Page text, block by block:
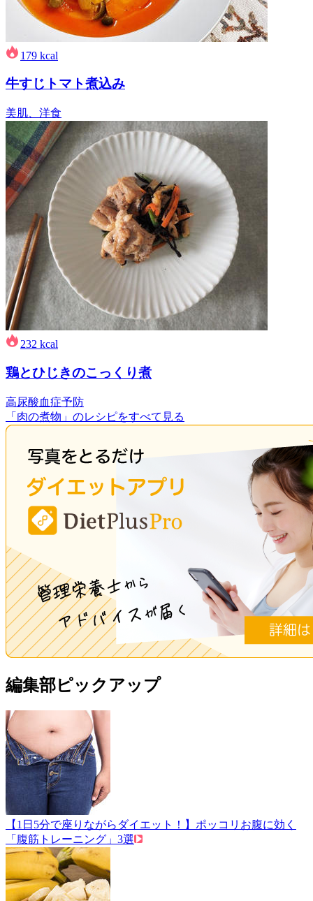
179 kcal
牛すじトマト煮込み
美肌、洋食
232 kcal
鶏とひじきのこっくり煮
高尿酸血症予防
「肉の煮物」のレシピをすべて見る
編集部ピックアップ
【1日5分で座りながらダイエット！】ポッコリお腹に効く
「腹筋トレーニング」3選